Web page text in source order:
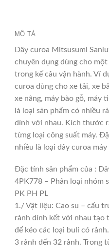
MÔ TẢ
Dây curoa Mitsusumi
chuyên dụng dùng cho
trong kế câu vận hành. Ví
curoa dùng cho xe tải, xe
xe nâng, máy bào gỗ, máy
là loại sản phẩm có nhiều
dính với nhau. Kích thước
từng loại công suất máy.
nhiều là loại dây curoa
Đặc tính sản phẩm của :
4PK778 – Phân loại nhóm
PK PH PL
1./ Vật liệu: Cao su – cấu
rảnh dính kết với nhau tạo
để kéo các loại buli có
3 rảnh đến 32 rảnh. Trong